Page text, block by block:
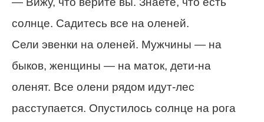
солнце. Садитесь все на оленей.
Сели эвенки на оленей. Мужчины — на
быков, женщины — на маток, дети-на
оленят. Все олени рядом идут-лес
расступается. Опустилось солнце на рога